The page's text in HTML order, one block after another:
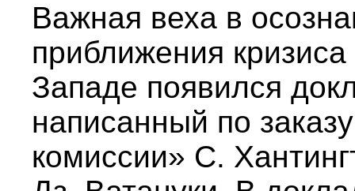
Важная веха в
приближения
Западе появился
написанный по
комиссии» С.